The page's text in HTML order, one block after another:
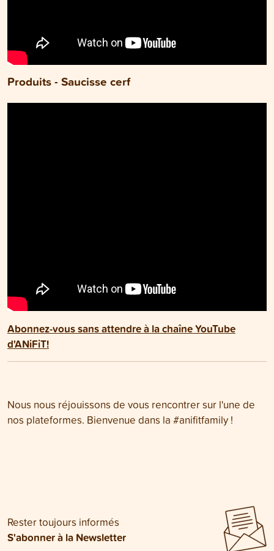
Produits - Saucisse cerf
Abonnez-vous sans attendre à la chaîne YouTube
d'ANiFiT!
Nous nous réjouissons de vous rencontrer sur l'une de
nos plateformes. Bienvenue dans la #anifitfamily !
Rester toujours informés
S'abonner à la Newsletter